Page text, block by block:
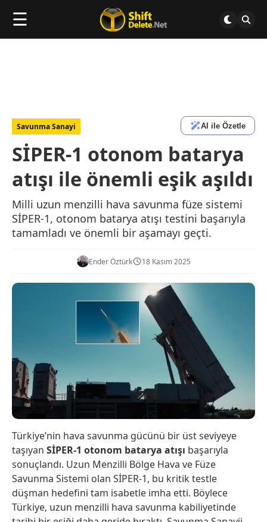
☰
Savunma Sanayi AI ile Özetle
SİPER-1 otonom batarya
atışı ile önemli eşik aşıldı
Milli uzun menzilli hava savunma füze sistemi
SİPER-1, otonom batarya atışı testini başarıyla
tamamladı ve önemli bir aşamayı geçti.
Ender Öztürk 18 Kasım 2025
Türkiye’nin hava savunma gücünü bir üst seviyeye
taşıyan SİPER-1 otonom batarya atışı başarıyla
sonuçlandı. Uzun Menzilli Bölge Hava ve Füze
Savunma Sistemi olan SİPER-1, bu kritik testle
düşman hedefini tam isabetle imha etti. Böylece
Türkiye, uzun menzilli hava savunma kabiliyetinde